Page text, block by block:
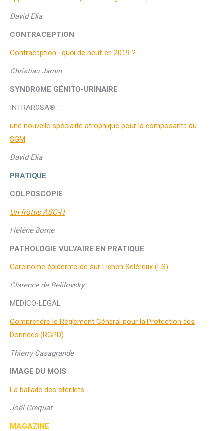
David Elia
CONTRACEPTION
Contraception : quoi de neuf en 2019 ?
Christian Jamin
SYNDROME GÉNITO-URINAIRE
INTRAROSA® :
une nouvelle spécialité atrophique pour la composante du
SGM
David Elia
PRATIQUE
COLPOSCOPIE
Un frottis ASC-H
Hélène Borne
PATHOLOGIE VULVAIRE EN PRATIQUE
Carcinome épidermoïde sur Lichen Scléreux (LS)
Clarence de Belilovsky
MÉDICO-LÉGAL
Comprendre le Règlement Général pour la Protection des
Données (RGPD)
Thierry Casagrande
IMAGE DU MOIS
La ballade des stérilets
Joël Créquat
MAGAZINE